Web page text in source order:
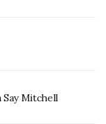
Say Mitchell